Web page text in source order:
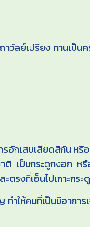
วัลย์เปรียง ทานเป็น
อักเสบเสียดสีกัน หรื
ติ เป็นกระดูกงอก ห
รงที่เอ็นไปเกาะกระ
ำให้คนที่เป็นมีอากา